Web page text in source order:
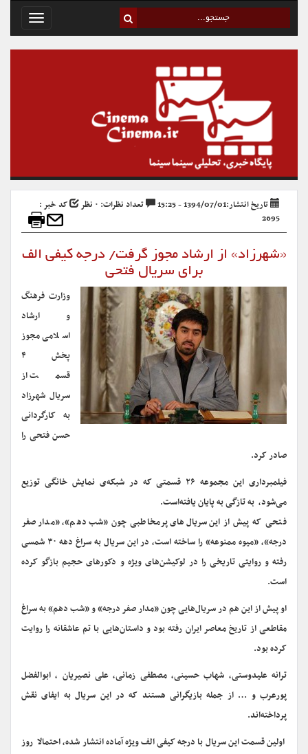
Toggle
تاریخ انتشار:1394/07/01 - 15:25 تعداد نظرات: ۰ نظر
کد خبر :
2695
«شهرزاد» از ارشاد مجوز گرفت/ درجه کیفی الف
برای سریال فتحی
وزارت فرهنگ
و ارشاد
اسلامی مجوز
پخش ۴
قسمت از
سریال شهرزاد
به کارگردانی
حسن فتحی را
صادر کرد.
فیلمبرداری این مجموعه ۲۶ قسمتی که در شبکه‌ی نمایش خانگی توزیع
می‌شود، به تازگی به پایان یافته‌است.
فتحی که پیش از این سریال‌های پرمخاطبی چون «شب دهم»، «مدار صفر
درجه»، «میوه ممنوعه» را ساخته است، در این سریال به سراغ دهه ۳۰ شمسی
رفته و روایتی تاریخی را در لوکیشن‌های ویژه و دکورهای حجیم بازگو کرده
است.
او پیش از این هم در سریال‌هایی چون «مدار صفر درجه» و «شب دهم» به سراغ
مقاطعی از تاریخ معاصر ایران رفته بود و داستان‌هایی با تم عاشقانه را روایت
کرده بود.
ترانه علیدوستی، شهاب حسینی، مصطفی زمانی، علی نصیریان ، ابوالفضل
پورعرب و … از جمله بازیگرانی هستند که در این سریال به ایفای نقش
پرداخته‌اند.
اولین قسمت این سریال با درجه کیفی الف ویژه آماده انتشار شده، احتمالا روز